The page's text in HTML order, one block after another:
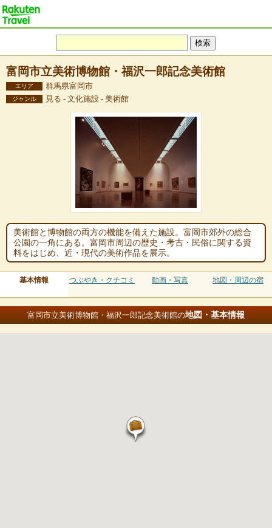
富岡市立美術博物館・福沢一郎記念美術館
エリア 群馬県富岡市
ジャンル 見る - 文化施設 - 美術館
美術館と博物館の両方の機能を備えた施設。富岡市郊外の総合
公園の一角にある。富岡市周辺の歴史・考古・民俗に関する資
料をはじめ、近・現代の美術作品を展示。
基本情報 つぶやき・クチコミ 動画・写真 地図・周辺の宿
富岡市立美術博物館・福沢一郎記念美術館の地図・基本情報